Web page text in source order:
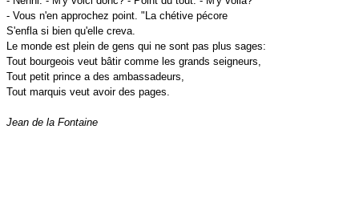
- Vous n'en approchez point. "La chétive pécore
S'enfla si bien qu'elle creva.
Le monde est plein de gens qui ne sont pas plus sages:
Tout bourgeois veut bâtir comme les grands seigneurs,
Tout petit prince a des ambassadeurs,
Tout marquis veut avoir des pages.
Jean de la Fontaine